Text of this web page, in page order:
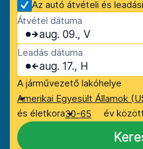
Az autó átvételi és
Átvétel dátuma
aug. 09., V
Leadás dátuma
aug. 17., H
A járművezető lakóhelye
Amerikai Egyesült Államok
és életkora30-65 év